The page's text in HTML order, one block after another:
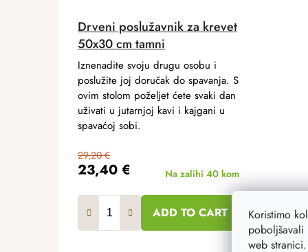
Koristimo
poboljšavali
web stranici.
Drveni poslužavnik za krevet
50x30 cm tamni
23,40 €
29,20 €
Na zalihi 40 kom
ADD TO CART
Iznenadite svoju drugu osobu i
poslužite joj doručak do spavanja. S
ovim stolom poželjet ćete svaki dan
uživati ​​u jutarnjoj kavi i kajgani u
spavaćoj sobi.